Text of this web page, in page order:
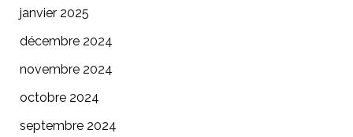
janvier 2025
décembre 2024
novembre 2024
octobre 2024
septembre 2024